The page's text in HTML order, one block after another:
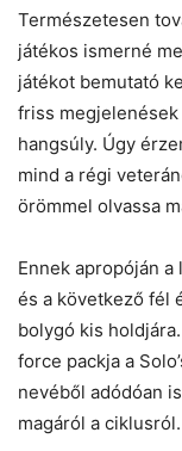
Természetesen
játékos ismerné
játékot bemutató
friss
hangsúly. Úgy
mind a régi
örömmel olvassa
Ennek apropóján
és a következő fél
bolygó kis
force packja a
nevéből adódóan
magáról a ciklusról.